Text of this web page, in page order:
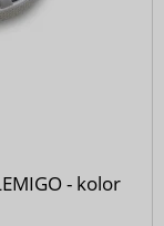
- kolor